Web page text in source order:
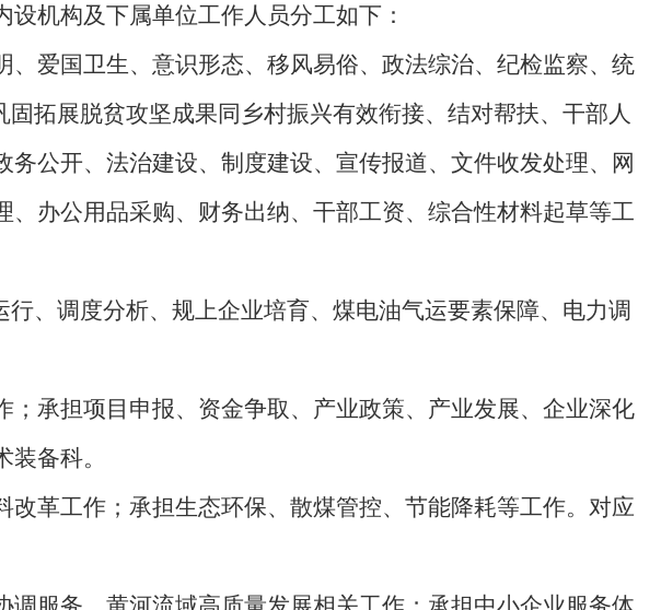
机构及下属单位工作人员分工如下：
爱国卫生、意识形态、移风易俗、政法综治、纪检监察、统
拓展脱贫攻坚成果同乡村振兴有效衔接、结对帮扶、干部人
公开、法治建设、制度建设、宣传报道、文件收发处理、网
办公用品采购、财务出纳、干部工资、综合性材料起草等工
、调度分析、规上企业培育、煤电油气运要素保障、电力调
承担项目申报、资金争取、产业政策、产业发展、企业深化
备科。
革工作；承担生态环保、散煤管控、节能降耗等工作。对应